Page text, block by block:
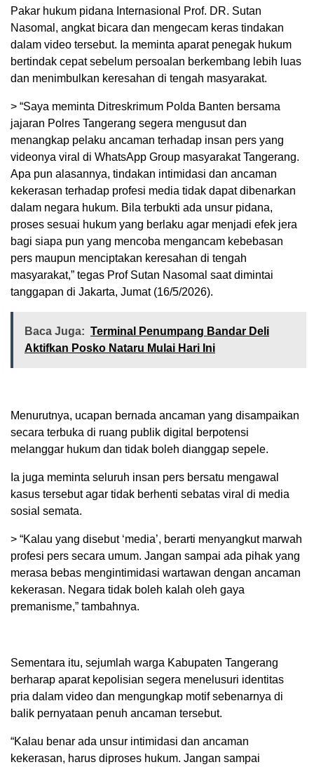
Pakar hukum pidana Internasional Prof. DR. Sutan
Nasomal, angkat bicara dan mengecam keras tindakan
dalam video tersebut. Ia meminta aparat penegak hukum
bertindak cepat sebelum persoalan berkembang lebih luas
dan menimbulkan keresahan di tengah masyarakat.
> “Saya meminta Ditreskrimum Polda Banten bersama
jajaran Polres Tangerang segera mengusut dan
menangkap pelaku ancaman terhadap insan pers yang
videonya viral di WhatsApp Group masyarakat Tangerang.
Apa pun alasannya, tindakan intimidasi dan ancaman
kekerasan terhadap profesi media tidak dapat dibenarkan
dalam negara hukum. Bila terbukti ada unsur pidana,
proses sesuai hukum yang berlaku agar menjadi efek jera
bagi siapa pun yang mencoba mengancam kebebasan
pers maupun menciptakan keresahan di tengah
masyarakat,” tegas Prof Sutan Nasomal saat dimintai
tanggapan di Jakarta, Jumat (16/5/2026).
Baca Juga: Terminal Penumpang Bandar Deli
Aktifkan Posko Nataru Mulai Hari Ini
Menurutnya, ucapan bernada ancaman yang disampaikan
secara terbuka di ruang publik digital berpotensi
melanggar hukum dan tidak boleh dianggap sepele.
Ia juga meminta seluruh insan pers bersatu mengawal
kasus tersebut agar tidak berhenti sebatas viral di media
sosial semata.
> “Kalau yang disebut ‘media’, berarti menyangkut marwah
profesi pers secara umum. Jangan sampai ada pihak yang
merasa bebas mengintimidasi wartawan dengan ancaman
kekerasan. Negara tidak boleh kalah oleh gaya
premanisme,” tambahnya.
Sementara itu, sejumlah warga Kabupaten Tangerang
berharap aparat kepolisian segera menelusuri identitas
pria dalam video dan mengungkap motif sebenarnya di
balik pernyataan penuh ancaman tersebut.
“Kalau benar ada unsur intimidasi dan ancaman
kekerasan, harus diproses hukum. Jangan sampai